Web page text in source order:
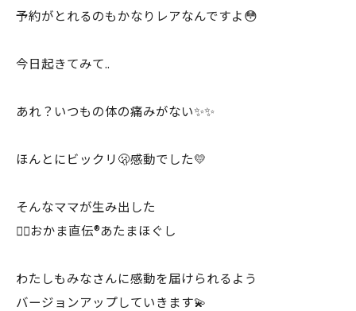
予約がとれるのもかなりレアなんですよ😳
今日起きてみて..
あれ？いつもの体の痛みがない✨✨
ほんとにビックリ🫢感動でした💛
そんなママが生み出した
💆‍♀️おかま直伝®︎あたまほぐし
わたしもみなさんに感動を届けられるよう
バージョンアップしていきます💫